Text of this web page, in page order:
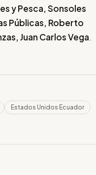
y Pesca, Sonsoles
Públicas, Roberto
Juan Carlos Vega.
Estados Unidos Ecuador